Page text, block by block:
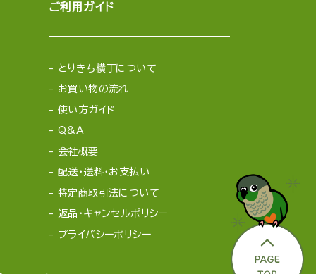
ご利用ガイド
とりきち横丁について
お買い物の流れ
使い方ガイド
Q&A
会社概要
配送・送料・お支払い
特定商取引法について
返品・キャンセルポリシー
プライバシーポリシー